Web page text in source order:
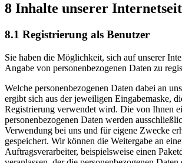
8 Inhalte unserer
8.1 Registrierung als Benutzer
Sie haben die Möglichkeit, sich auf unserer
Angabe von personenbezogenen Daten zu
Welche personenbezogenen Daten dabei an
ergibt sich aus der jeweiligen Eingabemaske,
Registrierung verwendet wird. Die von Ihnen
personenbezogenen Daten werden
Verwendung bei uns und für eigene Zwecke
gespeichert. Wir können die Weitergabe an
Auftragsverarbeiter, beispielsweise einen